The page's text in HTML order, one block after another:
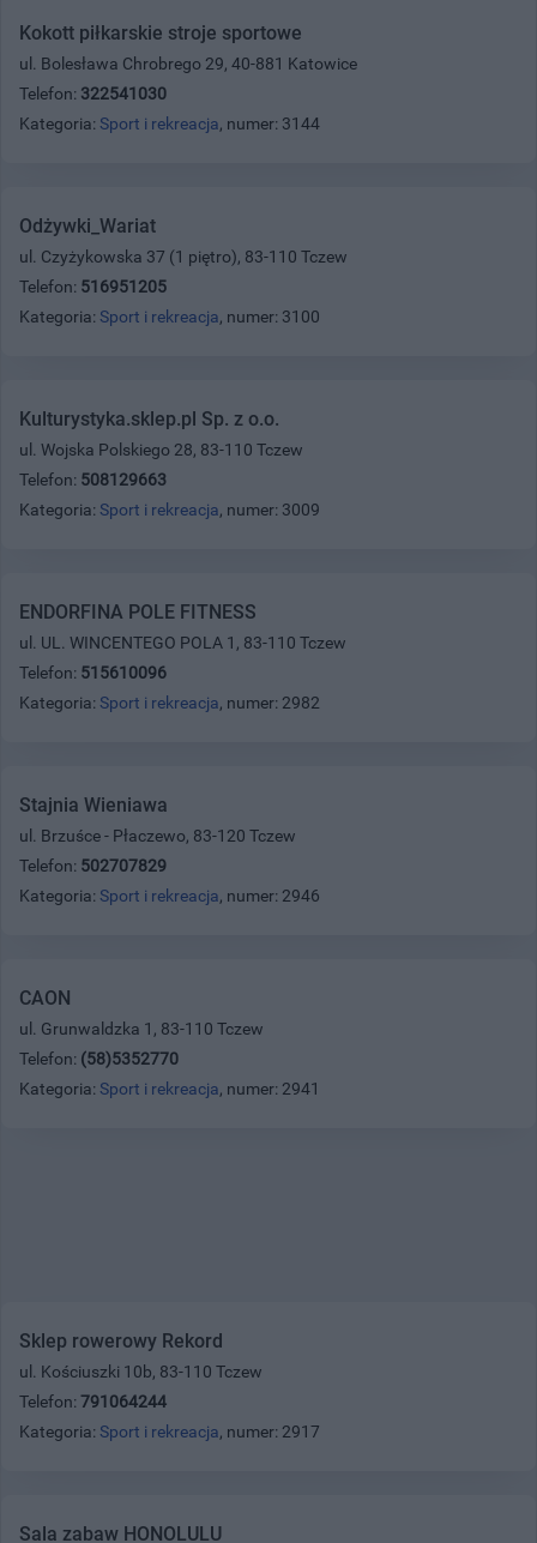
Kokott piłkarskie stroje sportowe
ul. Bolesława Chrobrego 29, 40-881 Katowice
Telefon: 322541030
Kategoria: Sport i rekreacja, numer: 3144
Odżywki_Wariat
ul. Czyżykowska 37 (1 piętro), 83-110 Tczew
Telefon: 516951205
Kategoria: Sport i rekreacja, numer: 3100
Kulturystyka.sklep.pl Sp. z o.o.
ul. Wojska Polskiego 28, 83-110 Tczew
Telefon: 508129663
Kategoria: Sport i rekreacja, numer: 3009
ENDORFINA POLE FITNESS
ul. UL. WINCENTEGO POLA 1, 83-110 Tczew
Telefon: 515610096
Kategoria: Sport i rekreacja, numer: 2982
Stajnia Wieniawa
ul. Brzuśce - Płaczewo, 83-120 Tczew
Telefon: 502707829
Kategoria: Sport i rekreacja, numer: 2946
CAON
ul. Grunwaldzka 1, 83-110 Tczew
Telefon: (58)5352770
Kategoria: Sport i rekreacja, numer: 2941
Sklep rowerowy Rekord
ul. Kościuszki 10b, 83-110 Tczew
Telefon: 791064244
Kategoria: Sport i rekreacja, numer: 2917
Sala zabaw HONOLULU